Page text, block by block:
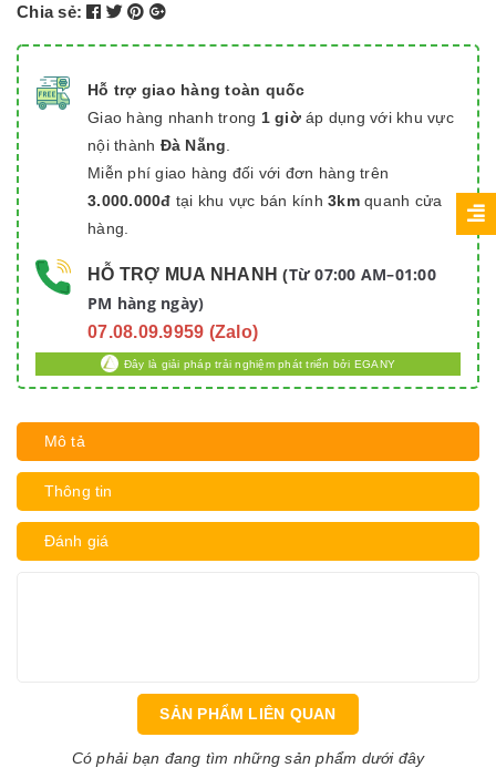
Chia sẻ:
Hỗ trợ giao hàng toàn quốc
Giao hàng nhanh trong 1 giờáp dụng với khu vực
nội thành Đà Nẵng
Miễn phí giao hàng đối với đơn hàng trên
3.000.000đ tại khu vực bán kính 3kmquanh cửa
hàng.
HỖ TRỢ MUA NHANH (Từ 07:00 AM–01:00
PM hàng ngày)
07.08.09.9959 (Zalo)
Đây là giải pháp trải nghiệm phát triển bởi EGANY
Mô tả
Thông tin
Đánh giá
SẢN PHẨM LIÊN QUAN
Có phải bạn đang tìm những sản phẩm dưới đây